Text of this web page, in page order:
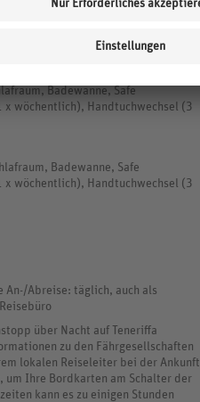
Terrasse, Bettwäschewechsel (1
3 x wöchentlich)
Badewanne, Safe
x wöchentlich), Handtuchwechsel (3
Badewanne, Safe
x wöchentlich), Handtuchwechsel (3
Abreise: täglich, auch als
über Nacht auf Teneriffa
zu den Fährgesellschaften
lokalen Reiseleiter bei der Ankunft
um Ihre Bordkarten am Schalter der
kann es zu einigen Stunden